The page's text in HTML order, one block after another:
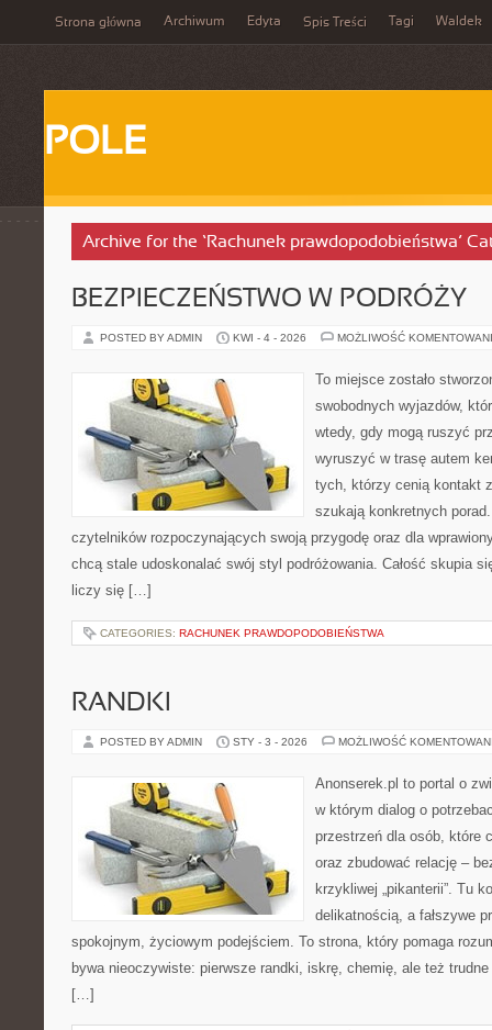
Strona główna Archiwum Edyta Spis Treści Tagi Waldek
POLE
Archive for the ‘Rachunek prawdopodobieństwa’
BEZPIECZEŃSTWO W PODRÓŻY
POSTED BY ADMIN KWI - 4 - 2026 MOŻLIWOŚĆ
To miejsce zostało
swobodnych wyjazdów,
wtedy, gdy mogą ruszyć
wyruszyć w trasę autem
tych, którzy cenią kontakt
szukają konkretnych
czytelników rozpoczynających swoją przygodę oraz dla
chcą stale udoskonalać swój styl podróżowania. Całość skupia
liczy się […]
CATEGORIES: RACHUNEK PRAWDOPODOBIEŃSTWA
RANDKI
POSTED BY ADMIN STY - 3 - 2026 MOŻLIWOŚĆ
Anonserek.pl to portal o
w którym dialog o
przestrzeń dla osób, które
oraz zbudować relację –
krzykliwej „pikanterii”. Tu
delikatnością, a fałszywe
spokojnym, życiowym podejściem. To strona, który pomaga
bywa nieoczywiste: pierwsze randki, iskrę, chemię, ale też
[…]